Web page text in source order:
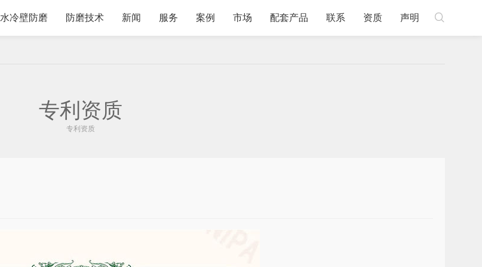

水冷壁防磨 防磨技术 新闻 服务 案例 市场 配套产品 联系 资质 声明
专利资质
专利资质